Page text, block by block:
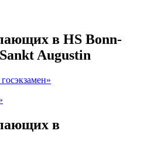
в HS Bonn-
Augustin
в